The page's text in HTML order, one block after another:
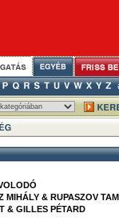
MIHÁLY & RUPASZOV
& GILLES PÉTARD